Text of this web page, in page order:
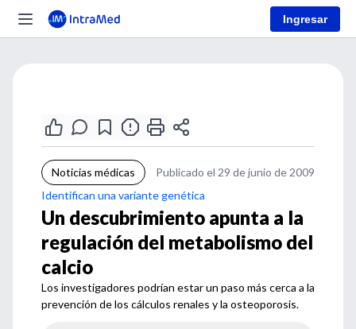
Ingresar
Noticias médicas
Publicado el 29 de junio de 2009
Identifican una variante genética
Un descubrimiento apunta a la
regulación del metabolismo del
calcio
Los investigadores podrían estar un paso más cerca a la
prevención de los cálculos renales y la osteoporosis.